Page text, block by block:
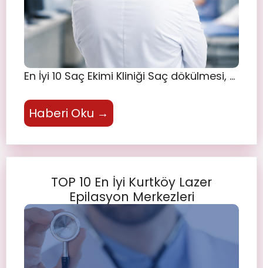
En İyi 10 Saç Ekimi Kliniği Saç dökülmesi, …
Haberi Oku →
TOP 10 En İyi Kurtköy Lazer
Epilasyon Merkezleri